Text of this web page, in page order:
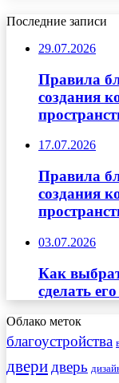
Последние записи
29.07.2026
Правила
создания
17.07.2026
Правила
создания
03.07.2026
Как
сделать
Облако меток
благоустройства
дверидверь